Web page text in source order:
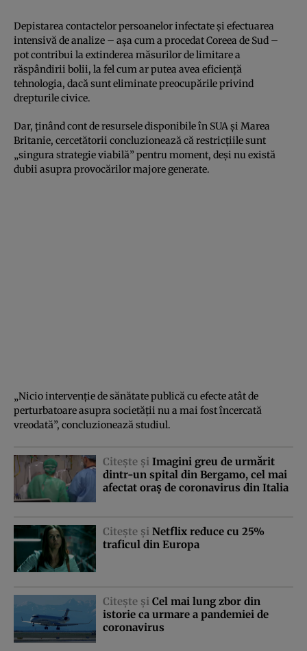
Depistarea contactelor persoanelor infectate şi efectuarea
intensivă de analize – aşa cum a procedat Coreea de Sud –
pot contribui la extinderea măsurilor de limitare a
răspândirii bolii, la fel cum ar putea avea eficienţă
tehnologia, dacă sunt eliminate preocupările privind
drepturile civice.
Dar, ţinând cont de resursele disponibile în SUA şi Marea
Britanie, cercetătorii concluzionează că restricţiile sunt
„singura strategie viabilă” pentru moment, deşi nu există
dubii asupra provocărilor majore generate.
„Nicio intervenţie de sănătate publică cu efecte atât de
perturbatoare asupra societăţii nu a mai fost încercată
vreodată”, concluzionează studiul.
Citeşte şi Imagini greu de urmărit
dintr-un spital din Bergamo, cel mai
afectat oraş de coronavirus din Italia
Citeşte şi Netflix reduce cu 25%
traficul din Europa
Citeşte şi Cel mai lung zbor din
istorie ca urmare a pandemiei de
coronavirus